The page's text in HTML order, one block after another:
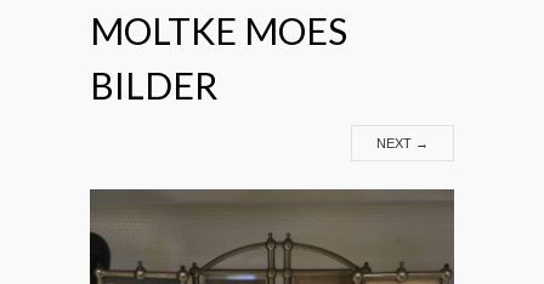
MOLTKE MOES
BILDER
NEXT →